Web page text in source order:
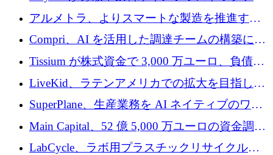
プラットフォームを拡張するために 242 万ユ
ーロを調達
アルメトラ、よりスマートな製造を推進する
ためにシリーズ A で 1,630 万ユーロを確保
Compri、AI を活用した調達チームの構築に
320 万ユーロを確保
Tissium が株式資金で 3,000 万ユーロ、負債で
3,000 万ユーロを調達
LiveKid、ラテンアメリカでの拡大を目指して
Aldea を買収
SuperPlane、生産業務を AI ネイティブのワー
クフロー層に変えるために 260 万ドルを確保
Main Capital、52 億 5,000 万ユーロの資金調達
でエンタープライズ ソフトウェアの開発を倍
LabCycle、ラボ用プラスチックリサイクルシ